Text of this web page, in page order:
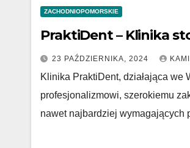
ZACHODNIOPOMORSKIE
PraktiDent – Klinika
23 PAŹDZIERNIKA, 2024
Klinika PraktiDent, działająca we
profesjonalizmowi, szerokiemu
nawet najbardziej